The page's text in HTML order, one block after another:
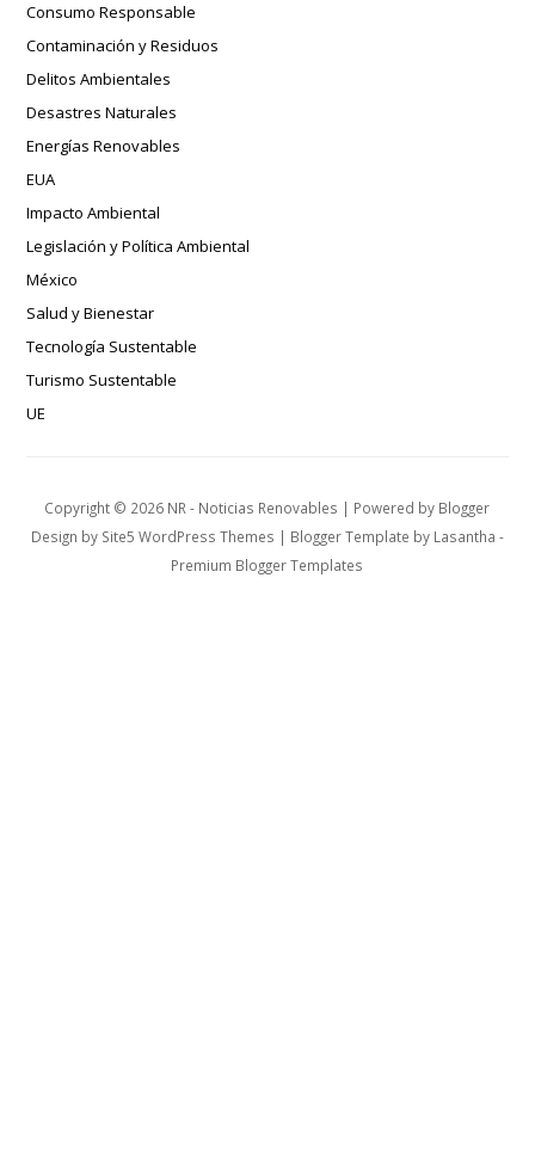
Consumo Responsable
Contaminación y Residuos
Delitos Ambientales
Desastres Naturales
Energías Renovables
EUA
Impacto Ambiental
Legislación y Política Ambiental
México
Salud y Bienestar
Tecnología Sustentable
Turismo Sustentable
UE
Copyright © 2026 NR - Noticias Renovables | Powered by Blogger
Design by Site5 WordPress Themes | Blogger Template by Lasantha -
Premium Blogger Templates